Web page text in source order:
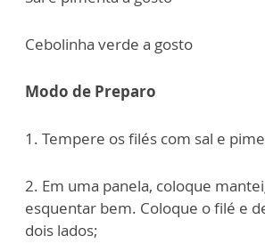
Cebolinha verde a gosto
Modo de Preparo
1. Tempere os filés com sal e
2. Em uma panela, coloque
esquentar bem. Coloque o filé e
dois lados;